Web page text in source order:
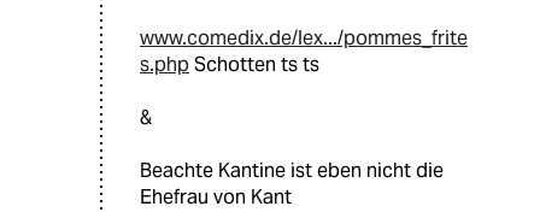
www.comedix.de/lex.../pommes_frite
s.phpSchotten ts ts
&
Beachte Kantine ist eben nicht die
Ehefrau von Kant